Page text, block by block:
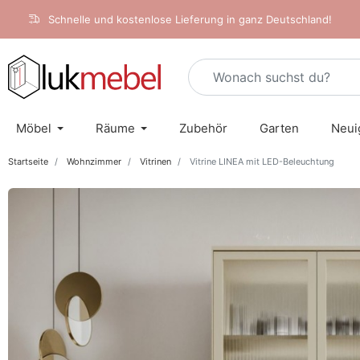
Schnelle und kostenlose Lieferung in ganz Deutschland!
Möbel Räume Zubehör Garten
Startseite Wohnzimmer Vitrinen Vitrine LINEA mit LED-Beleuchtung